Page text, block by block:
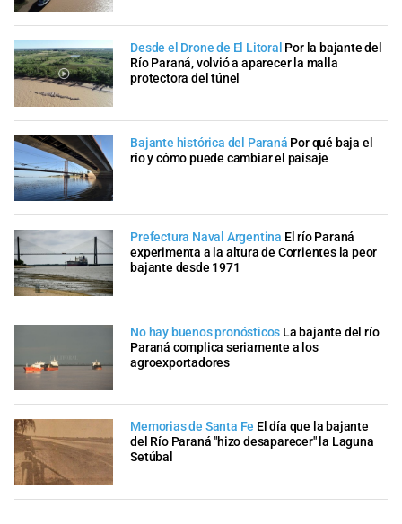
Desde el Drone de El Litoral Por la bajante del
Río Paraná, volvió a aparecer la malla
protectora del túnel
Bajante histórica del Paraná Por qué baja el
río y cómo puede cambiar el paisaje
Prefectura Naval Argentina El río Paraná
experimenta a la altura de Corrientes la peor
bajante desde 1971
No hay buenos pronósticos La bajante del río
Paraná complica seriamente a los
agroexportadores
Memorias de Santa Fe El día que la bajante
del Río Paraná "hizo desaparecer" la Laguna
Setúbal